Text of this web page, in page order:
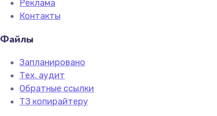
Реклама
Контакты
Файлы
Запланировано
Тех. аудит
Обратные ссылки
ТЗ копирайтеру